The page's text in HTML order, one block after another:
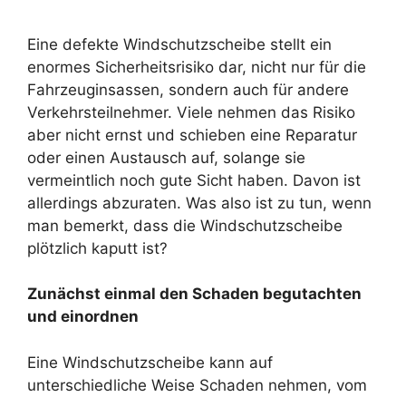
Eine defekte Windschutzscheibe stellt ein
enormes Sicherheitsrisiko dar, nicht nur für die
Fahrzeuginsassen, sondern auch für andere
Verkehrsteilnehmer. Viele nehmen das Risiko
aber nicht ernst und schieben eine Reparatur
oder einen Austausch auf, solange sie
vermeintlich noch gute Sicht haben. Davon ist
allerdings abzuraten. Was also ist zu tun, wenn
man bemerkt, dass die Windschutzscheibe
plötzlich kaputt ist?
Zunächst einmal den Schaden begutachten
und einordnen
Eine Windschutzscheibe kann auf
unterschiedliche Weise Schaden nehmen, vom